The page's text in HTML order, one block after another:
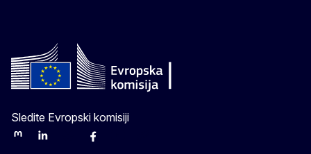
Sledite Evropski komisiji
MastodonLinkedInBlueskyFacebook